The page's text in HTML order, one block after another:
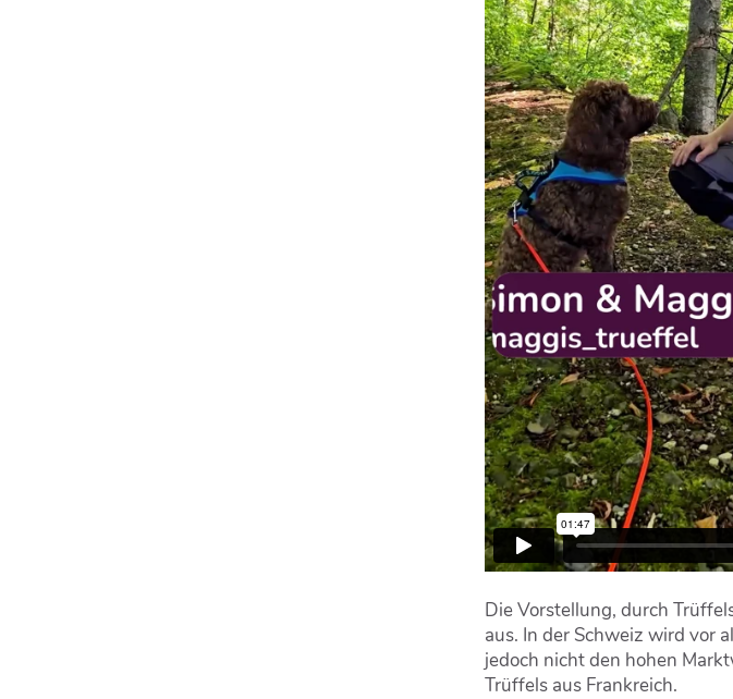
Die Vorstellung, durch
aus. In der Schweiz wird vor
jedoch nicht den hohen
Trüffels aus Frankreich.